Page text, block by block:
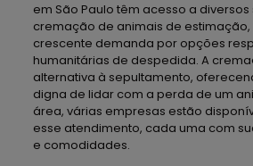
em São Paulo têm acesso a
cremação de animais de
crescente demanda por opções
humanitárias de despedida. A
alternativa à sepultamento,
digna de lidar com a perda de um
área, várias empresas estão
esse atendimento, cada uma com
e comodidades.